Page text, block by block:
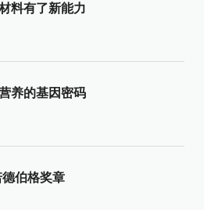
料有了新能力
养的基因密码
伯格奖章